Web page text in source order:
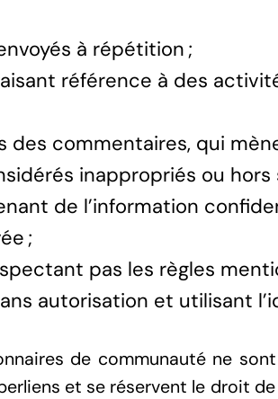
à répétition ;
référence à des
des commentaires, qui
inappropriés ou hors
de l’information
;
pas les règles
autorisation et utilisant
de communauté ne
et se réservent le droit